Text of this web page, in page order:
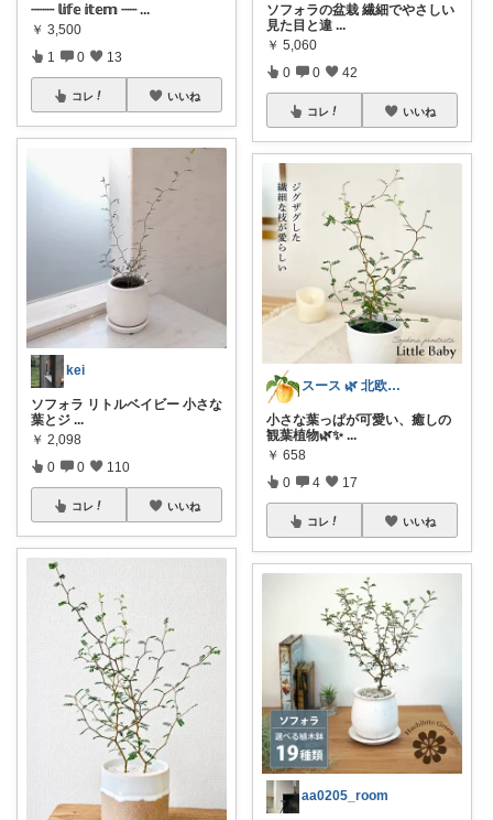
┈┈┈ 𝕝𝕚𝕗𝕖 𝕚𝕥𝕖𝕞 ┈┈ ...
￥ 3,500
1 0 13
コレ いいね
kei
ソフォラ リトルベイビー 小さな
葉とジ ...
￥ 2,098
0 0 110
コレ いいね
ソフォラの盆栽 繊細でやさしい
見た目と違 ...
￥ 5,060
0 0 42
コレ いいね
スース 🌿 北欧ナチュラルインテリア
小さな葉っぱが可愛い、癒しの
観葉植物🌿✨ ...
￥ 658
0 4 17
コレ いいね
aa0205_room